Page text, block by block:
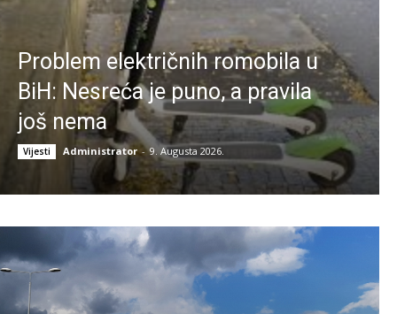
Problem električnih romobila u
BiH: Nesreća je puno, a pravila
još nema
Vijesti Administrator - 9. Augusta 2026.